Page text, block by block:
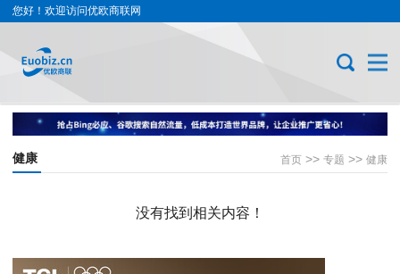
您好！欢迎访问优欧商联网
首页 >> 专题 >> 健康
健康
没有找到相关内容！